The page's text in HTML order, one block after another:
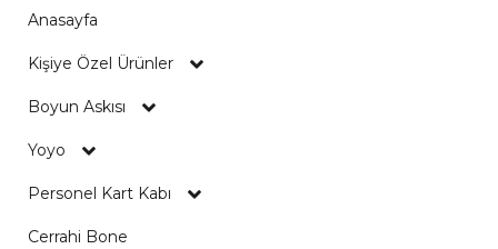
Anasayfa
Kişiye Özel Ürünler
Boyun Askısı
Yoyo
Personel Kart Kabı
Cerrahi Bone